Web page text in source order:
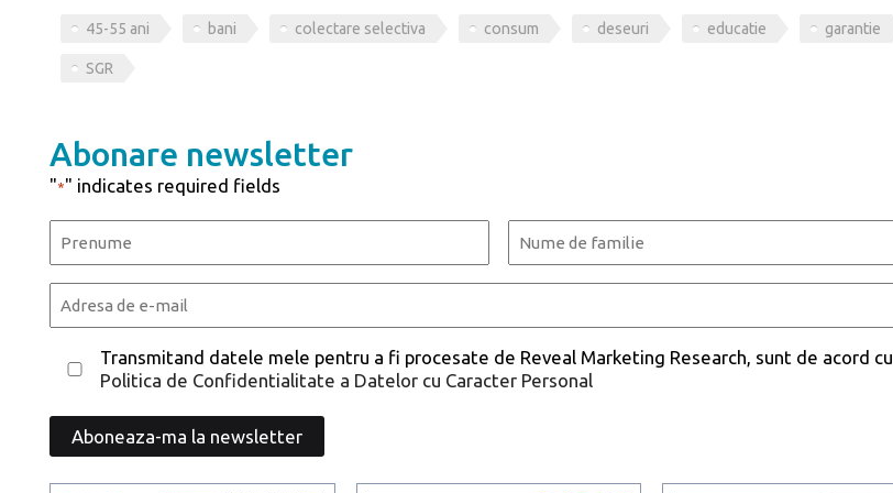
45-55 ani bani colectare selectiva consum deseuri educatie garantie
SGR
Abonare newsletter
"*" indicates required fields
First Last
ConsentTransmitand datele mele pentru a fi procesate de Reveal Marketing Research, sunt de acord cu
Politica de Confidentialitate a Datelor cu Caracter Personal